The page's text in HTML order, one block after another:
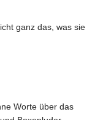
ganz das, was sie
Worte über das